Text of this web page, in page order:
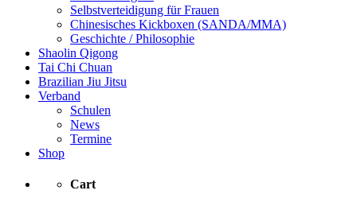
Selbstverteidigung für Frauen
Chinesisches Kickboxen (SANDA/MMA)
Geschichte / Philosophie
Shaolin Qigong
Tai Chi Chuan
Brazilian Jiu Jitsu
Verband
Schulen
News
Termine
Shop
Cart